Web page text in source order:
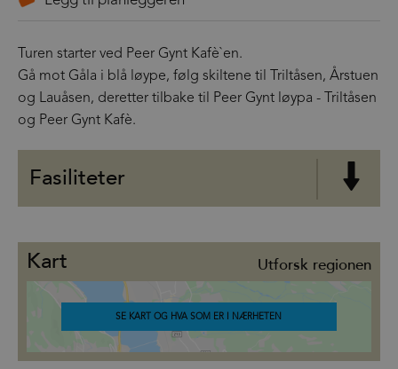
Turen starter ved Peer Gynt Kafè`en.
Gå mot Gåla i blå løype, følg skiltene til Triltåsen, Årstuen
og Lauåsen, deretter tilbake til Peer Gynt løypa - Triltåsen
og Peer Gynt Kafè.
Fasiliteter
Kart Utforsk regionen
SE KART OG HVA SOM ER I NÆRHETEN